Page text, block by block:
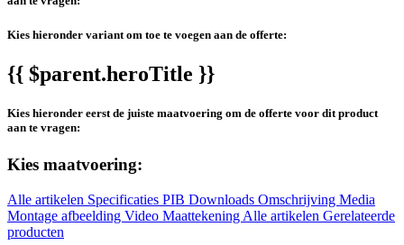
Kies hieronder variant om toe te voegen aan de offerte:
{{ $parent.heroTitle }}
Kies hieronder eerst de juiste maatvoering om de offerte voor dit product
aan te vragen:
Kies maatvoering:
Alle artikelen Specificaties PIB Downloads Omschrijving Media
Montage afbeelding Video Maattekening Alle artikelen Gerelateerde
producten